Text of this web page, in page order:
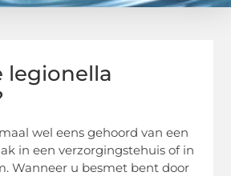
legionella
wel eens gehoord van een
in een verzorgingstehuis of in
Wanneer u besmet bent door